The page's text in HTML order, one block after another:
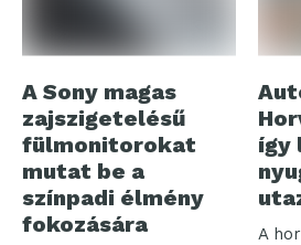
A Sony magas
zajszigetelésű
fülmonitorokat
mutat be a
színpadi élmény
fokozására
így
A